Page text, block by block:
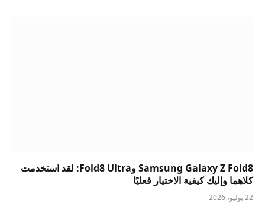
Samsung Galaxy Z Fold8 وFold8 Ultra: لقد استخدمت
كلاهما وإليك كيفية الاختيار فعليًا
22 يوليو، 2026